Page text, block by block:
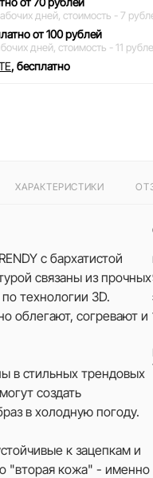
дней, стоимость - 7
от 100 рублей
дней, стоимость - 11
, бесплатно
ХАРАКТЕРИСТИКИ
с бархатистой
связаны из прочных
технологии 3D.
облегают, согревают и
в стильных трендовых
создать
в холодную погоду.
к зацепкам и
"вторая кожа" - именно